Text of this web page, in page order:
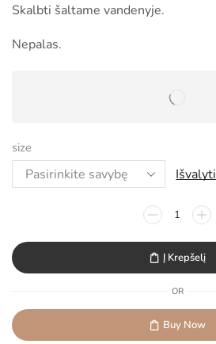
Skalbti šaltame vandenyje.
Nepalas.
size
Išvalyti
Į Krepšelį
OR
Buy Now